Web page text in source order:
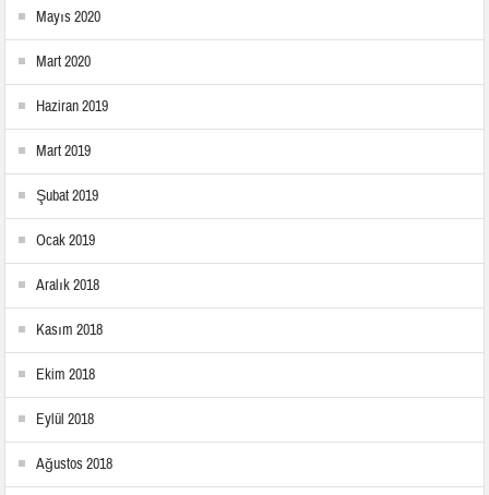
Mayıs 2020
Mart 2020
Haziran 2019
Mart 2019
Şubat 2019
Ocak 2019
Aralık 2018
Kasım 2018
Ekim 2018
Eylül 2018
Ağustos 2018